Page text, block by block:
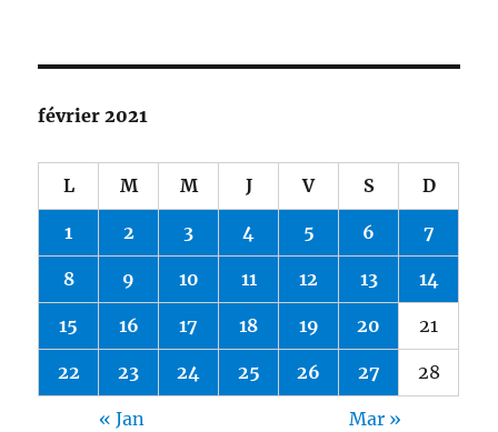
février 2021
L M M J V S D
1 2 3 4 5 6 7
8 9 10 11 12 13 14
15 16 17 18 19 20 21
22 23 24 25 26 27 28
« Jan Mar »